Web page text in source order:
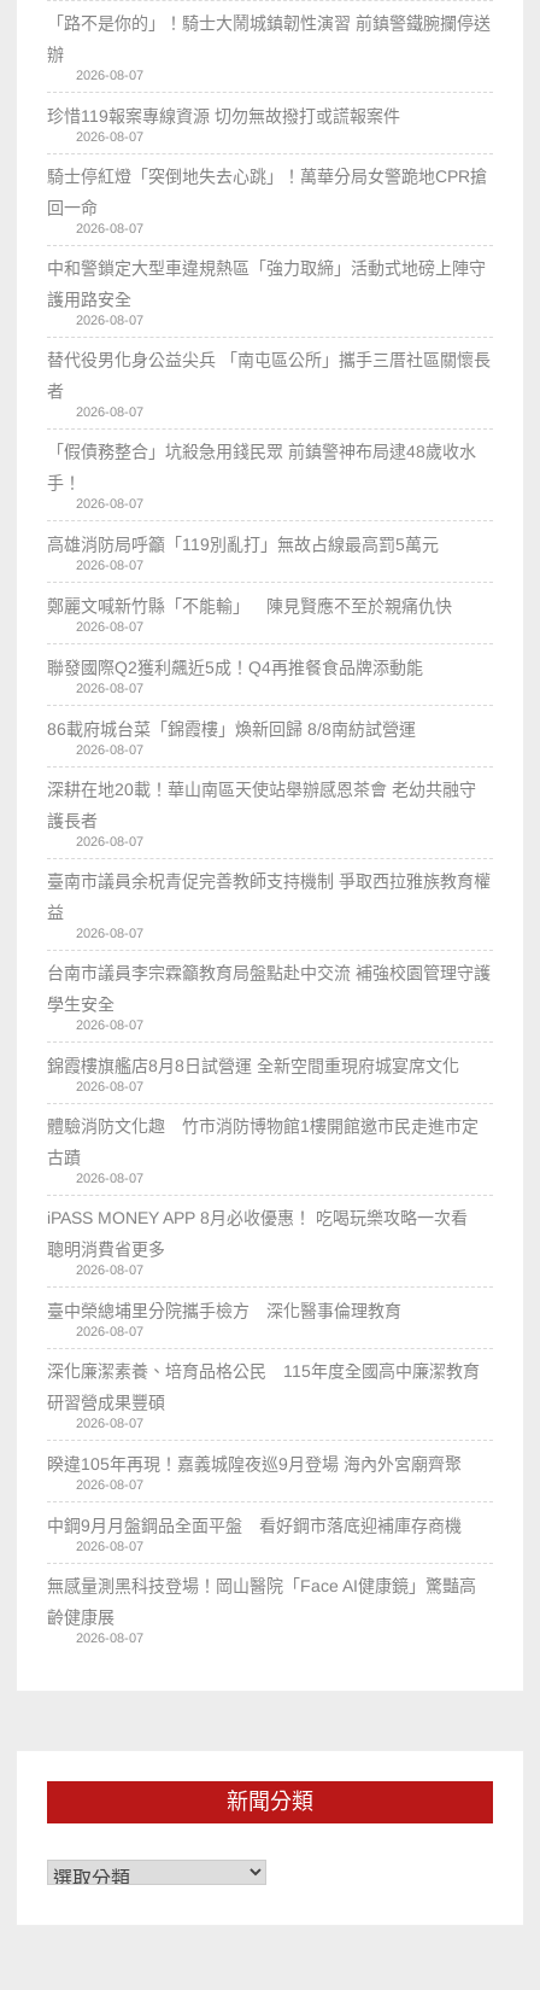
「路不是你的」！騎士大鬧城鎮韌性演習 前鎮警鐵腕攔停送
辦
2026-08-07
珍惜119報案專線資源 切勿無故撥打或謊報案件
2026-08-07
騎士停紅燈「突倒地失去心跳」！萬華分局女警跪地CPR搶
回一命
2026-08-07
中和警鎖定大型車違規熱區「強力取締」活動式地磅上陣守
護用路安全
2026-08-07
替代役男化身公益尖兵 「南屯區公所」攜手三厝社區關懷長
者
2026-08-07
「假債務整合」坑殺急用錢民眾 前鎮警神布局逮48歲收水
手！
2026-08-07
高雄消防局呼籲「119別亂打」無故占線最高罰5萬元
2026-08-07
鄭麗文喊新竹縣「不能輸」 陳見賢應不至於親痛仇快
2026-08-07
聯發國際Q2獲利飆近5成！Q4再推餐食品牌添動能
2026-08-07
86載府城台菜「錦霞樓」煥新回歸 8/8南紡試營運
2026-08-07
深耕在地20載！華山南區天使站舉辦感恩茶會 老幼共融守
護長者
2026-08-07
臺南市議員余柷青促完善教師支持機制 爭取西拉雅族教育權
益
2026-08-07
台南市議員李宗霖籲教育局盤點赴中交流 補強校園管理守護
學生安全
2026-08-07
錦霞樓旗艦店8月8日試營運 全新空間重現府城宴席文化
2026-08-07
體驗消防文化趣 竹市消防博物館1樓開館邀市民走進市定
古蹟
2026-08-07
iPASS MONEY APP 8月必收優惠！ 吃喝玩樂攻略一次看
聰明消費省更多
2026-08-07
臺中榮總埔里分院攜手檢方 深化醫事倫理教育
2026-08-07
深化廉潔素養、培育品格公民 115年度全國高中廉潔教育
研習營成果豐碩
2026-08-07
睽違105年再現！嘉義城隍夜巡9月登場 海內外宮廟齊聚
2026-08-07
中鋼9月月盤鋼品全面平盤 看好鋼市落底迎補庫存商機
2026-08-07
無感量測黑科技登場！岡山醫院「Face AI健康鏡」驚豔高
齡健康展
2026-08-07
新聞分類
新